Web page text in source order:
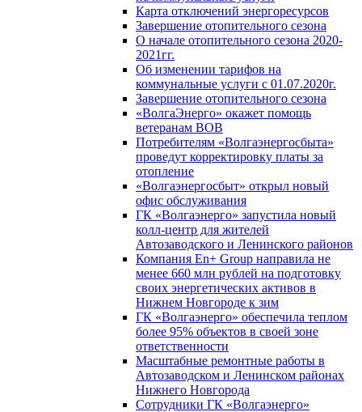
Карта отключений энергоресурсов
Завершение отопительного сезона
О начале отопительного сезона 2020-
2021гг.
Об изменении тарифов на
коммунальные услуги с 01.07.2020г.
Завершение отопительного сезона
«ВолгаЭнерго» окажет помощь
ветеранам ВОВ
Потребителям «Волгаэнергосбыта»
проведут корректировку платы за
отопление
«Волгаэнергосбыт» открыл новый
офис обслуживания
ГК «Волгаэнерго» запустила новый
колл-центр для жителей
Автозаводского и Ленинского районов
Компания En+ Group направила не
менее 660 млн рублей на подготовку
своих энергетических активов в
Нижнем Новгороде к зим
ГК «Волгаэнерго» обеспечила теплом
более 95% объектов в своей зоне
ответственности
Масштабные ремонтные работы в
Автозаводском и Ленинском районах
Нижнего Новгорода
Сотрудники ГК «Волгаэнерго»